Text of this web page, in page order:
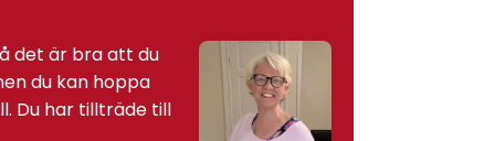
det är bra att du
du kan hoppa
Du har tillträde till